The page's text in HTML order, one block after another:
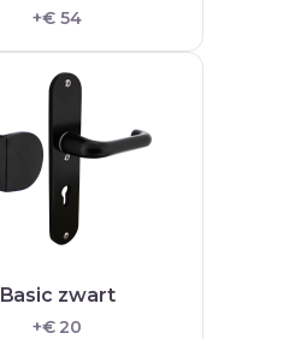
+€ 54
Basic zwart
+€ 20